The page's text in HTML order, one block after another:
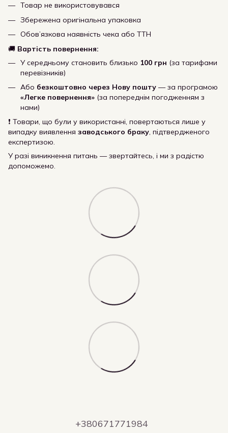
Товар не використовувався
Збережена оригінальна упаковка
Обов’язкова наявність чека або ТТН
🚚 Вартість повернення:
У середньому становить близько 100 грн (за тарифами
перевізників)
Або безкоштовно через Нову пошту — за програмою
«Легке повернення» (за попереднім погодженням з
нами)
❗ Товари, що були у використанні, повертаються лише у
випадку виявлення заводського браку, підтвердженого
експертизою.
У разі виникнення питань — звертайтесь, і ми з радістю
допоможемо.
+380671771984